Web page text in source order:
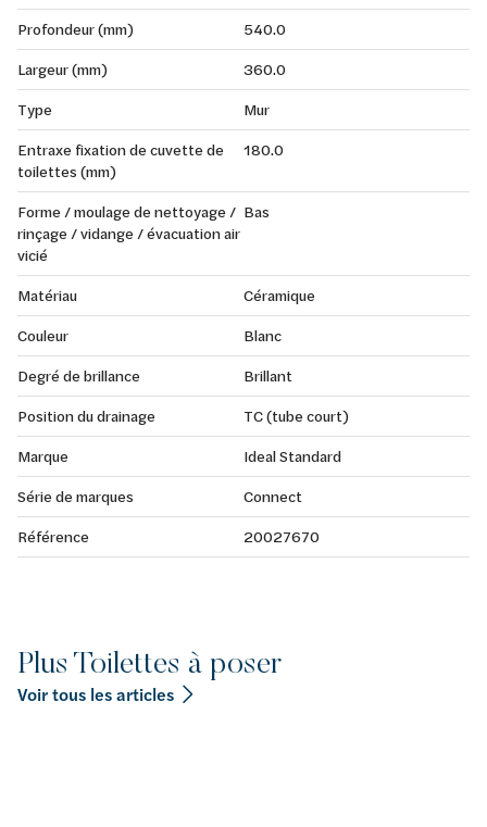
Profondeur (mm)
540.0
Largeur (mm)
360.0
Type
Mur
Entraxe fixation de cuvette de
toilettes (mm)
180.0
Forme / moulage de nettoyage /
rinçage / vidange / évacuation air
vicié
Bas
Matériau
Céramique
Couleur
Blanc
Degré de brillance
Brillant
Position du drainage
TC (tube court)
Marque
Ideal Standard
Série de marques
Connect
Référence
20027670
Plus Toilettes à poser
Voir tous les articles